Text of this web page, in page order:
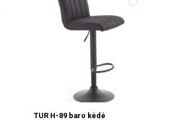
PASIRINKTI SAVYBES
TUR H-89 baro kėdė